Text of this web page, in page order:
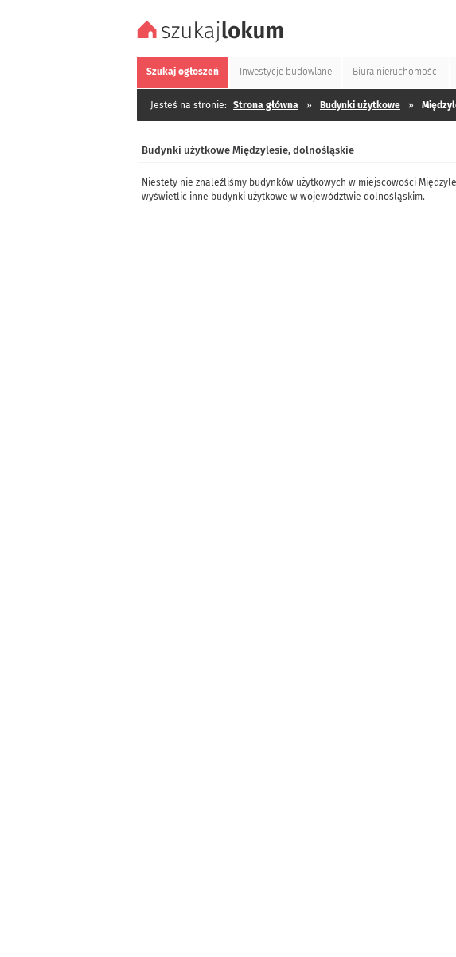
Szukaj ogłoszeń Inwestycje budowlane Biura nieruchomości
Jesteś na stronie: Strona główna » Budynki użytkowe »
Budynki użytkowe Międzylesie, dolnośląskie
Niestety nie znaleźliśmy budynków użytkowych w miejscowości
wyświetlić inne budynki użytkowe w województwie dolnośląskim.